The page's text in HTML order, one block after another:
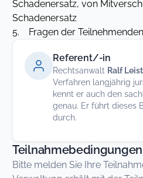
Schadenersatz, von
Schadenersatz
5. Fragen der Teilnehmenden
Referent/-in
Rechtsanwalt Ralf Leist
Verfahren langjährig
kennt er auch den
genau. Er führt dieses
durch.
Teilnahmebedingungen
Bitte melden Sie Ihre